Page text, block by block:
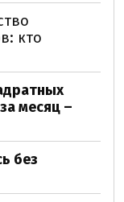
кто
месяц –
без